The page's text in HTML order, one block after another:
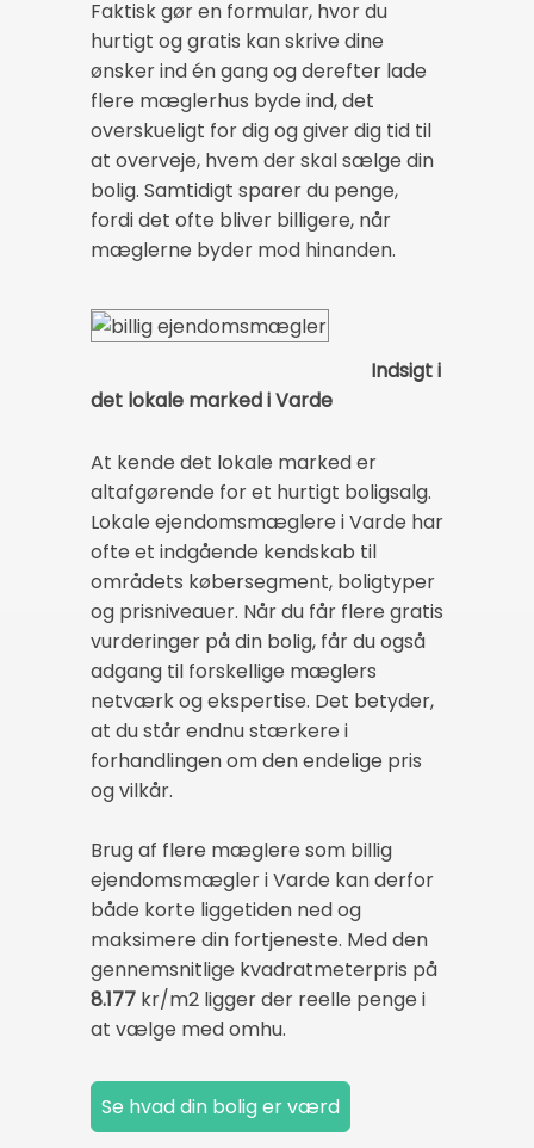
Faktisk gør en formular, hvor du
hurtigt og gratis kan skrive dine
ønsker ind én gang og derefter lade
flere mæglerhus byde ind, det
overskueligt for dig og giver dig tid til
at overveje, hvem der skal sælge din
bolig. Samtidigt sparer du penge,
fordi det ofte bliver billigere, når
mæglerne byder mod hinanden.
Indsigt i
det lokale marked i Varde
At kende det lokale marked er
altafgørende for et hurtigt boligsalg.
Lokale ejendomsmæglere i Varde har
ofte et indgående kendskab til
områdets købersegment, boligtyper
og prisniveauer. Når du får flere gratis
vurderinger på din bolig, får du også
adgang til forskellige mæglers
netværk og ekspertise. Det betyder,
at du står endnu stærkere i
forhandlingen om den endelige pris
og vilkår.
Brug af flere mæglere som billig
ejendomsmægler i Varde kan derfor
både korte liggetiden ned og
maksimere din fortjeneste. Med den
gennemsnitlige kvadratmeterpris på
8.177 kr/m2 ligger der reelle penge i
at vælge med omhu.